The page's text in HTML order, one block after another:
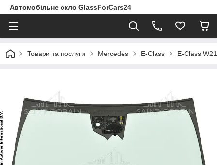
Автомобільне скло GlassForCars24
Товари та послуги Mercedes E-Class E-Class